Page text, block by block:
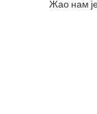
Жао нам